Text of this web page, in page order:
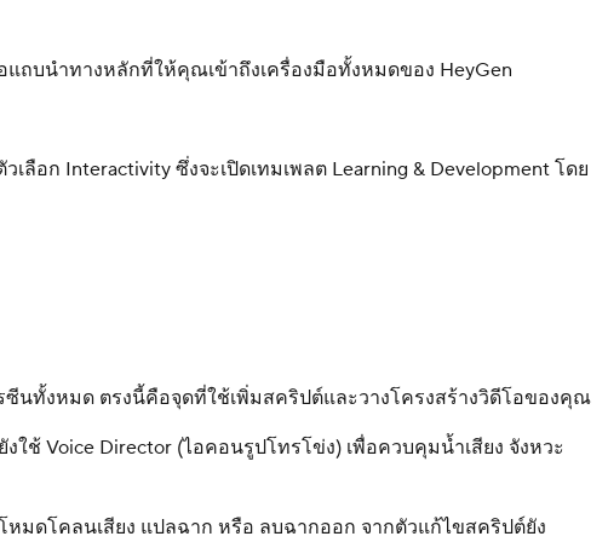
ถบนำทางหลักที่ให้คุณเข้าถึงเครื่องมือทั้งหมดของ HeyGen
อก Interactivity ซึ่งจะเปิดเทมเพลต Learning & Development โดย
นทั้งหมด ตรงนี้คือจุดที่ใช้เพิ่มสคริปต์และวางโครงสร้างวิดีโอของคุณ
ช้ Voice Director (ไอคอนรูปโทรโข่ง) เพื่อควบคุมน้ำเสียง จังหวะ
หมดโคลนเสียง แปลฉาก หรือ ลบฉากออก จากตัวแก้ไขสคริปต์ยัง